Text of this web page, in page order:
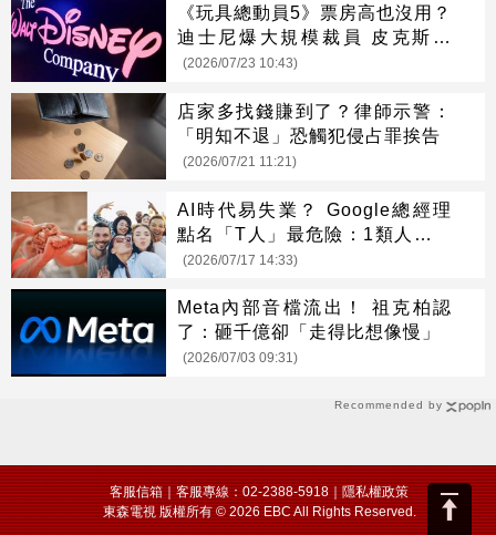
Recommended by
《玩具總動員5》票房高也沒用？
迪士尼爆大規模裁員 皮克斯成
「重災區」
(2026/07/23 10:43)
店家多找錢賺到了？律師示警：
「明知不退」恐觸犯侵占罪挨告
(2026/07/21 11:21)
AI時代易失業？ Google總經理
點名「T人」最危險：1類人逆勢
崛起
(2026/07/17 14:33)
Meta內部音檔流出！ 祖克柏認
了：砸千億卻「走得比想像慢」
(2026/07/03 09:31)
客服信箱｜客服專線：02-2388-5918｜隱私權政策
東森電視 版權所有 © 2026 EBC All Rights Reserved.